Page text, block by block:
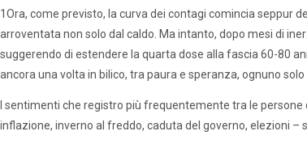
1Ora, come previsto, la curva dei contagi comincia seppur
arroventata non solo dal caldo. Ma intanto, dopo mesi di
suggerendo di estendere la quarta dose alla fascia 60-80
ancora una volta in bilico, tra paura e speranza, ognuno
I sentimenti che registro più frequentemente tra le persone
inflazione, inverno al freddo, caduta del governo, elezioni –